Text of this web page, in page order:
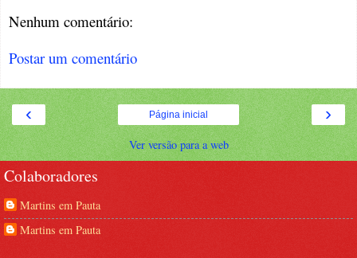
Nenhum comentário:
Postar um comentário
‹ ›
Página inicial
Ver versão para a web
Colaboradores
Martins em Pauta
Martins em Pauta